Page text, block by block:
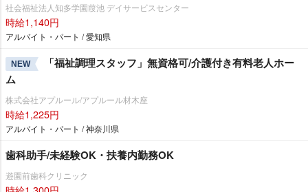
社会福祉法人知多学園葭池 デイサービスセンター
時給1,140円
アルバイト・パート / 愛知県
NEW
「福祉調理スタッフ」無資格可/介護付き有料老人ホー
ム
株式会社アプルール/アプルール材木座
時給1,225円
アルバイト・パート / 神奈川県
歯科助手/未経験OK・扶養内勤務OK
遊園前歯科クリニック